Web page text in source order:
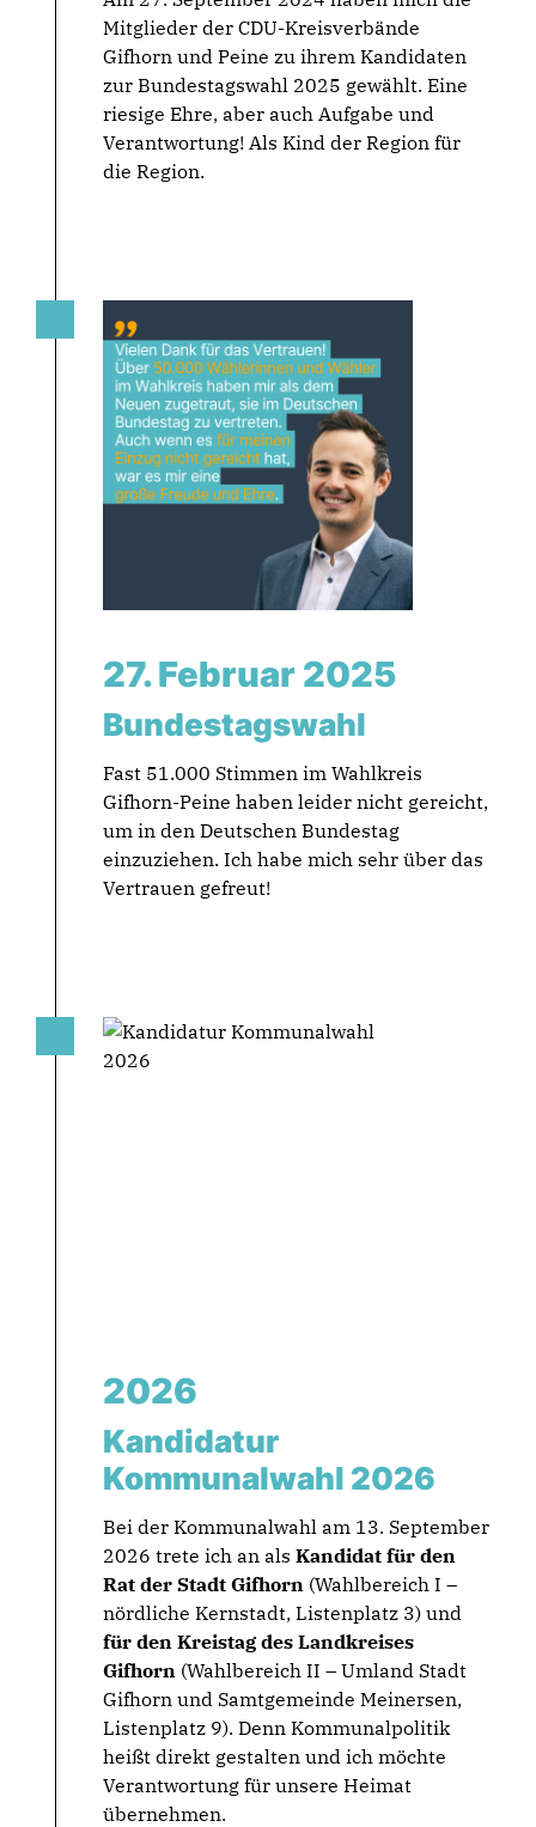
Mitglieder der CDU-Kreisverbände
Gifhorn und Peine zu ihrem Kandidaten
zur Bundestagswahl 2025 gewählt. Eine
riesige Ehre, aber auch Aufgabe und
Verantwortung! Als Kind der Region für
die Region.
27. Februar 2025
Bundestagswahl
Fast 51.000 Stimmen im Wahlkreis
Gifhorn-Peine haben leider nicht gereicht,
um in den Deutschen Bundestag
einzuziehen. Ich habe mich sehr über das
Vertrauen gefreut!
2026
Kandidatur
Kommunalwahl 2026
Bei der Kommunalwahl am 13. September
2026 trete ich an alsKandidat für den
Rat der Stadt Gifhorn (Wahlbereich I –
nördliche Kernstadt, Listenplatz 3) und
für den Kreistag des Landkreises
Gifhorn (Wahlbereich II – Umland Stadt
Gifhorn und Samtgemeinde Meinersen,
Listenplatz 9). Denn Kommunalpolitik
heißt direkt gestalten und ich möchte
Verantwortung für unsere Heimat
übernehmen.